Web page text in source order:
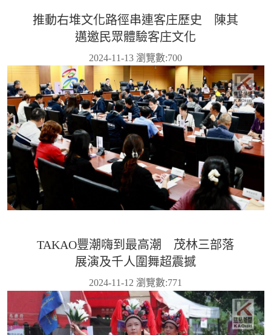
推動右堆文化路徑串連客庄歷史 陳其
邁邀民眾體驗客庄文化
2024-11-13 瀏覽數:700
TAKAO豐潮嗨到最高潮 茂林三部落
展演及千人圍舞超震撼
2024-11-12 瀏覽數:771